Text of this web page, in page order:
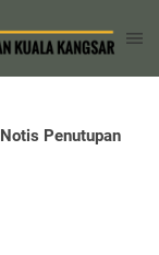
Notis Penutupan